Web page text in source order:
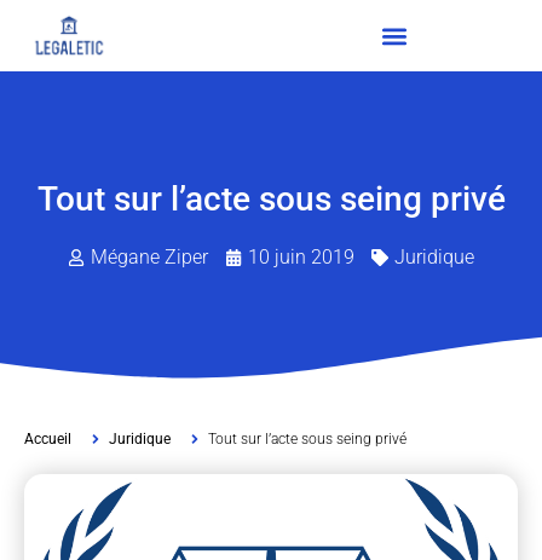
Tout sur l’acte sous seing privé
Mégane Ziper 10 juin 2019 Juridique
Accueil Juridique Tout sur l’acte sous seing privé